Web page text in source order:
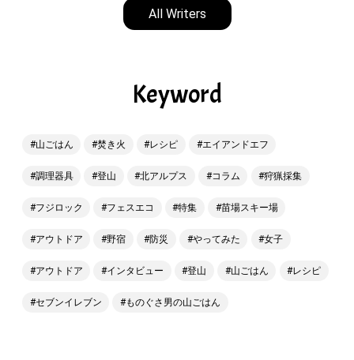
All Writers
Keyword
山ごはん 焚き火 レシピ エイアンドエフ
調理器具 登山 北アルプス コラム 狩猟採集
フジロック フェスエコ 特集 苗場スキー場
アウトドア 野宿 防災 やってみた 女子
アウトドア インタビュー 登山 山ごはん レシピ
セブンイレブン ものぐさ男の山ごはん